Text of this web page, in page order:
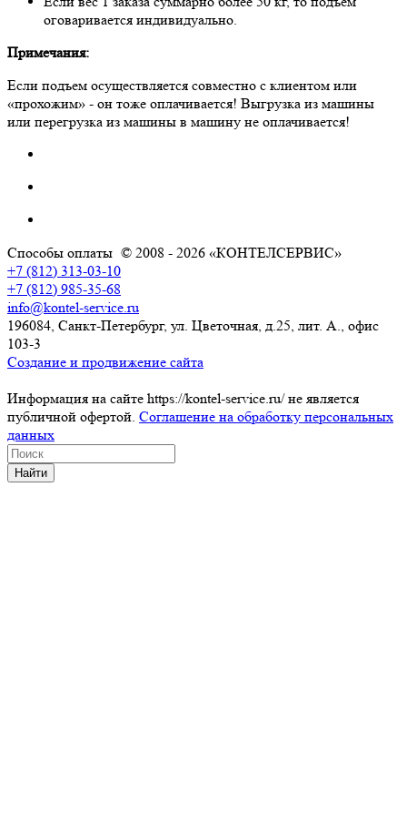
оговаривается индивидуально.
Примечания:
Если подъем осуществляется совместно с клиентом или
«прохожим» - он тоже оплачивается! Выгрузка из машины
или перегрузка из машины в машину не оплачивается!
Способы оплаты © 2008 - 2026 «КОНТЕЛСЕРВИС»
+7 (812) 313-03-10
+7 (812) 985-35-68
info@kontel-service.ru
196084, Санкт-Петербург, ул. Цветочная, д.25, лит. А., офис
103-3
Создание и продвижение сайта
Информация на сайте https://kontel-service.ru/ не является
публичной офертой. Соглашение на обработку персональных
данных
Найти